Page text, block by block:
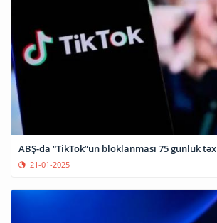
ABŞ-da “TikTok”un bloklanması 75 günlük
21-01-2025